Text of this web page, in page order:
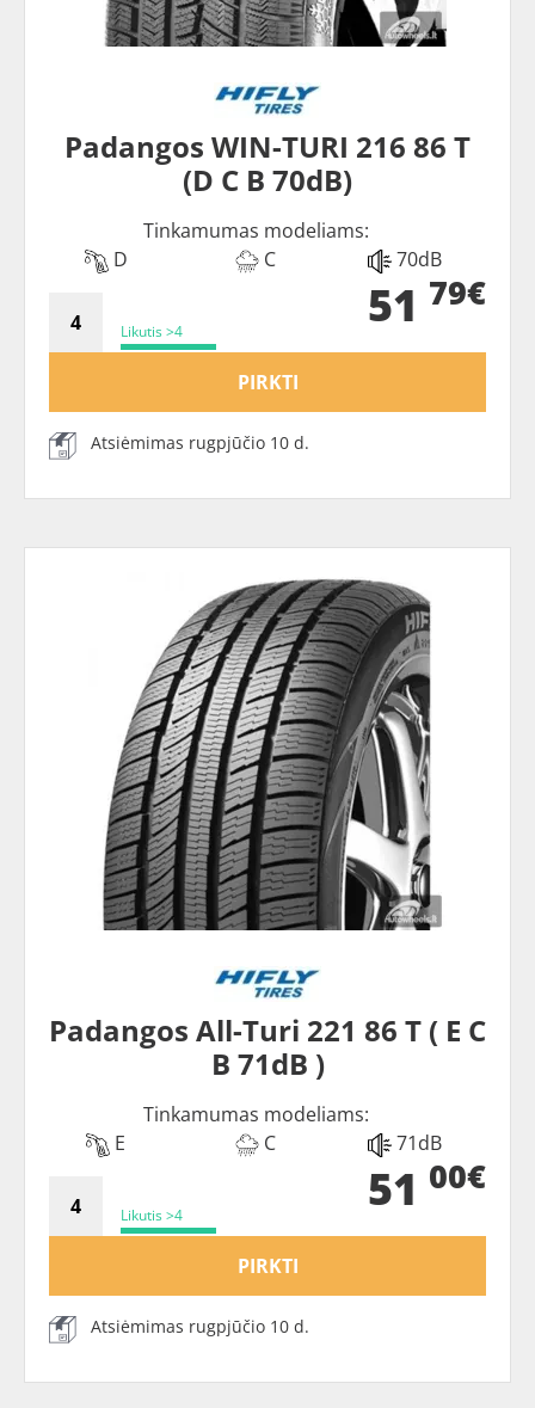
Padangos WIN-TURI 216 86 T
(D C B 70dB)
Tinkamumas modeliams:
D
C 70dB
Likutis >4 51 79€
PIRKTI
Atsiėmimas rugpjūčio 10 d.
Padangos All-Turi 221 86 T ( E C
B 71dB )
Tinkamumas modeliams:
E
C 71dB
Likutis >4 51 00€
PIRKTI
Atsiėmimas rugpjūčio 10 d.